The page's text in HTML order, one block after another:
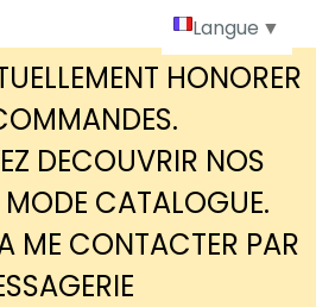
HONORER
DECOUVRIR NOS
MODE CATALOGUE.
ME CONTACTER PAR
Langue ▼